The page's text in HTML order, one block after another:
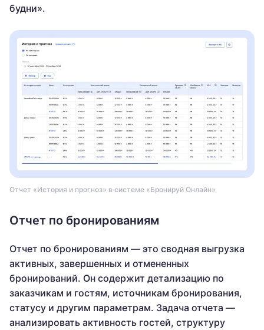
будни».
Отчет «История и прогноз» в системе «Бронируй Онлайн»
Отчет по бронированиям
Отчет по бронированиям — это сводная выгрузка
активных, завершенных и отмененных
бронирований. Он содержит детализацию по
заказчикам и гостям, источникам бронирования,
статусу и другим параметрам. Задача отчета —
анализировать активность гостей, структуру